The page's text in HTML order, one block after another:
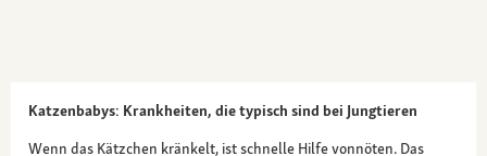
Katzenbabys: Krankheiten, die typisch sind bei Jungtieren
Wenn das Kätzchen kränkelt, ist schnelle Hilfe vonnöten. Das